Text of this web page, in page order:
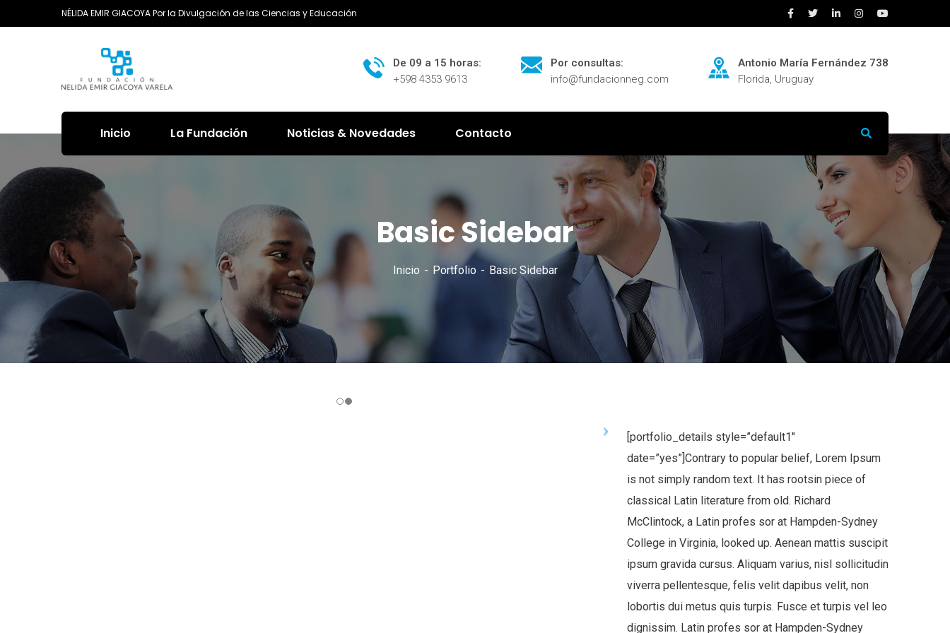
NÉLIDA EMIR GIACOYA Por la Divulgación de las Ciencias y Educación
De 09 a 15 horas:
+598 4353 9613
Por consultas:
info@fundacionneg.com
Antonio María Fernández 738
Florida, Uruguay
Inicio La Fundación Noticias & Novedades Contacto
Basic Sidebar
Inicio Portfolio Basic Sidebar
[portfolio_details style=”default1″
date=”yes”]Contrary to popular belief, Lorem Ipsum
is not simply random text. It has rootsin piece of
classical Latin literature from old. Richard
McClintock, a Latin profes sor at Hampden-Sydney
College in Virginia, looked up. Aenean mattis suscipit
ipsum gravida cursus. Aliquam varius, nisl sollicitudin
viverra pellentesque, felis velit dapibus velit, non
lobortis dui metus quis turpis. Fusce et turpis vel leo
dignissim. Latin profes sor at Hampden-Sydney
Suscribete a nuestro
Regístrese para recibir las últimas noticias,